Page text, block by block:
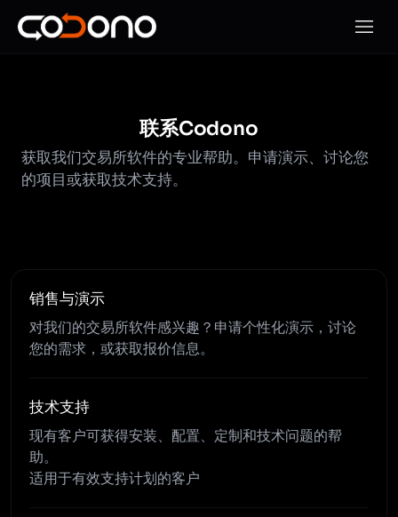
打开
联系Codono
获取我们交易所软件的专业帮助。申请演示、讨论您
的项目或获取技术支持。
销售与演示
对我们的交易所软件感兴趣？申请个性化演示，讨论
您的需求，或获取报价信息。
技术支持
现有客户可获得安装、配置、定制和技术问题的帮
助。
适用于有效支持计划的客户